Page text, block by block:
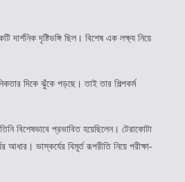
দৃষ্টিভঙ্গি ছিল। বিশেষ এক লক্ষ্য নিয়ে
দিকে ঝুঁকে পড়ছে। তাই তার শিল্পকর্ম
বিশেষভাবে প্রভাবিত হয়েছিলেন। টেরাকোটা
ভাস্কর্যের বিমূর্ত রূপরীতি নিয়ে পরীক্ষা-